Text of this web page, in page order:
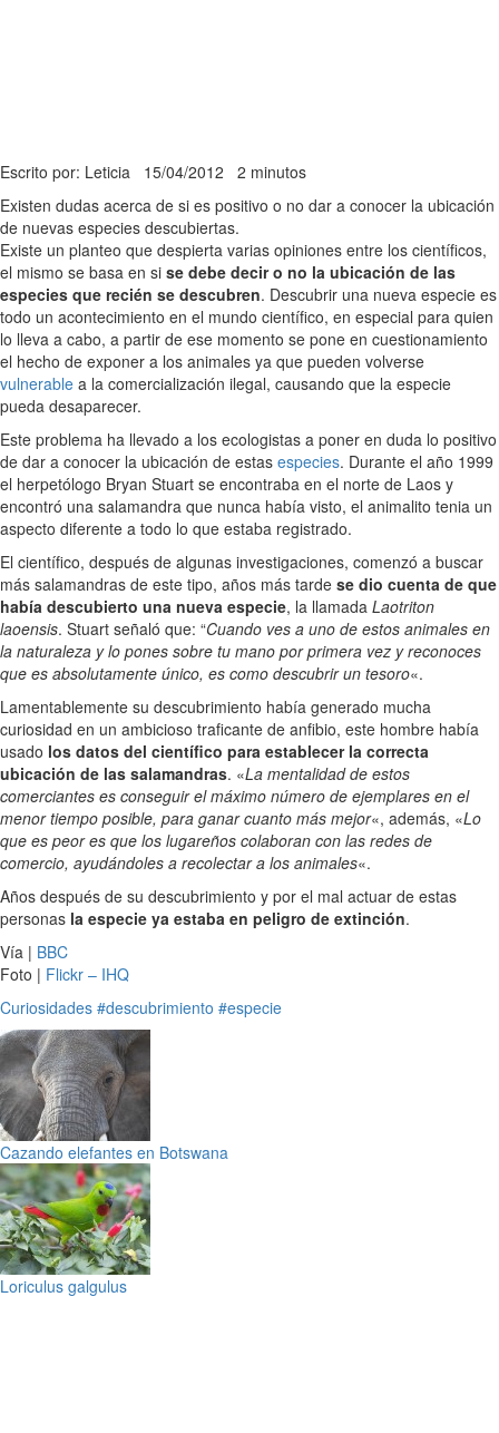
Escrito por: Leticia 15/04/2012 2 minutos
Existen dudas acerca de si es positivo o no dar a conocer la ubicación
de nuevas especies descubiertas.
Existe un planteo que despierta varias opiniones entre los científicos,
el mismo se basa en si se debe decir o no la ubicación de las
especies que recién se descubren. Descubrir una nueva especie es
todo un acontecimiento en el mundo científico, en especial para quien
lo lleva a cabo, a partir de ese momento se pone en cuestionamiento
el hecho de exponer a los animales ya que pueden volverse
vulnerable a la comercialización ilegal, causando que la especie
pueda desaparecer.
Este problema ha llevado a los ecologistas a poner en duda lo positivo
de dar a conocer la ubicación de estas especies. Durante el año 1999
el herpetólogo Bryan Stuart se encontraba en el norte de Laos y
encontró una salamandra que nunca había visto, el animalito tenia un
aspecto diferente a todo lo que estaba registrado.
El científico, después de algunas investigaciones, comenzó a buscar
más salamandras de este tipo, años más tarde se dio cuenta de que
había descubierto una nueva especie, la llamada Laotriton
laoensis. Stuart señaló que: “Cuando ves a uno de estos animales en
la naturaleza y lo pones sobre tu mano por primera vez y reconoces
que es absolutamente único, es como descubrir un tesoro«.
Lamentablemente su descubrimiento había generado mucha
curiosidad en un ambicioso traficante de anfibio, este hombre había
usado los datos del científico para establecer la correcta
ubicación de las salamandras. «La mentalidad de estos
comerciantes es conseguir el máximo número de ejemplares en el
menor tiempo posible, para ganar cuanto más mejor«, además, «Lo
que es peor es que los lugareños colaboran con las redes de
comercio, ayudándoles a recolectar a los animales«.
Años después de su descubrimiento y por el mal actuar de estas
personas la especie ya estaba en peligro de extinción.
Vía | BBC
Foto | Flickr – IHQ
Curiosidades #descubrimiento #especie
Cazando elefantes en Botswana
Loriculus galgulus